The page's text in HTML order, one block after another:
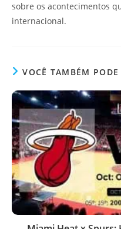
sobre os acontecimentos
internacional.
VOCÊ TAMBÉM PODE